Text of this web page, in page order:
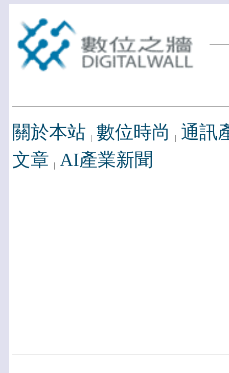
關於本站 數位時尚
通訊
文章 AI產業新聞